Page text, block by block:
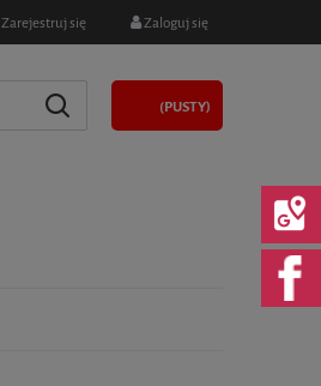
Zarejestruj się Zaloguj się
(PUSTY)